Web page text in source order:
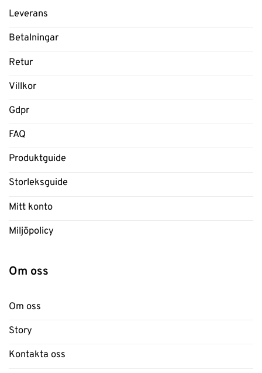
Leverans
Betalningar
Retur
Villkor
Gdpr
FAQ
Produktguide
Storleksguide
Mitt konto
Miljöpolicy
Om oss
Om oss
Story
Kontakta oss